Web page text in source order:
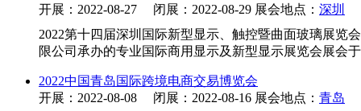
开展：2022-08-27 闭展：2022-08-29 展会地点： 深圳
2022第十四届深圳国际新型显示、触控暨曲面玻璃展览
限公司承办的专业国际商用显示及新型显示展览会展会
2022中国青岛国际跨境电商交易博览会
开展：2022-08-08 闭展：2022-08-16 展会地点： 青岛